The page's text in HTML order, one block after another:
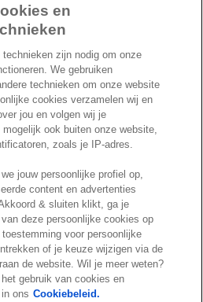
en
zijn nodig om onze
We gebruiken
technieken om onze website
cookies verzamelen wij en
jou en volgen wij je
mogelijk ook buiten onze website,
zoals je IP-adres.
jouw persoonlijke profiel op,
content en advertenties
& sluiten klikt, ga je
deze persoonlijke cookies op
voor persoonlijke
of je keuze wijzigen via de
de website. Wil je meer weten?
gebruik van cookies en
ons Cookiebeleid.